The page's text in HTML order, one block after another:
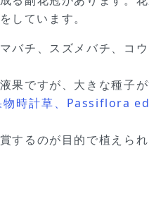
しています。
バチ、スズメバチ、コウ
果ですが、大きな種子
物時計草、Passiflora
するのが目的で植えられ